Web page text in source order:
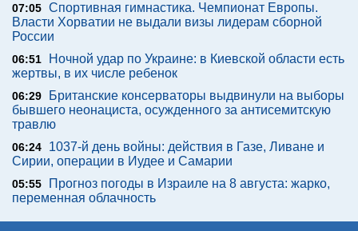
07:05 Спортивная гимнастика. Чемпионат Европы.
Власти Хорватии не выдали визы лидерам сборной
России
06:51
Ночной удар по Украине: в Киевской области есть
жертвы, в их числе ребенок
06:29
Британские консерваторы выдвинули на выборы
бывшего неонациста, осужденного за антисемитскую
травлю
06:24
1037-й день войны: действия в Газе, Ливане и
Сирии, операции в Иудее и Самарии
05:55
Прогноз погоды в Израиле на 8 августа: жарко,
переменная облачность